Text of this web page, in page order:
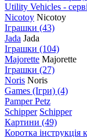
Utility Vehicles -
Nicotoy Nicotoy
Іграшки (43)
Jada Jada
Іграшки (104)
Majorette Majorette
Іграшки (27)
Noris Noris
Games (Ігри) (4)
Pamper Petz
Schipper Schipper
Картини (49)
Коротка інструкція